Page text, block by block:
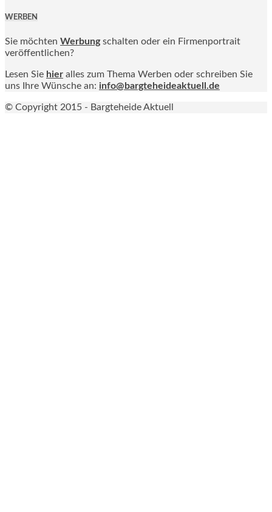
WERBEN
Sie möchten Werbung schalten oder ein Firmenportrait
veröffentlichen?
Lesen Sie hier alles zum Thema Werben oder schreiben Sie
uns Ihre Wünsche an: info@bargteheideaktuell.de
© Copyright 2015 - Bargteheide Aktuell